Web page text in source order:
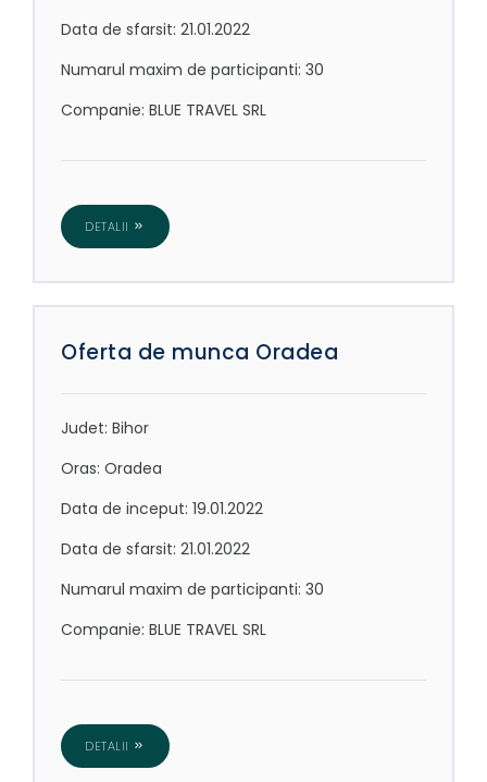
Data de sfarsit: 21.01.2022
Numarul maxim de participanti: 30
Companie: BLUE TRAVEL SRL
DETALII
Oferta de munca Oradea
Judet: Bihor
Oras: Oradea
Data de inceput: 19.01.2022
Data de sfarsit: 21.01.2022
Numarul maxim de participanti: 30
Companie: BLUE TRAVEL SRL
DETALII